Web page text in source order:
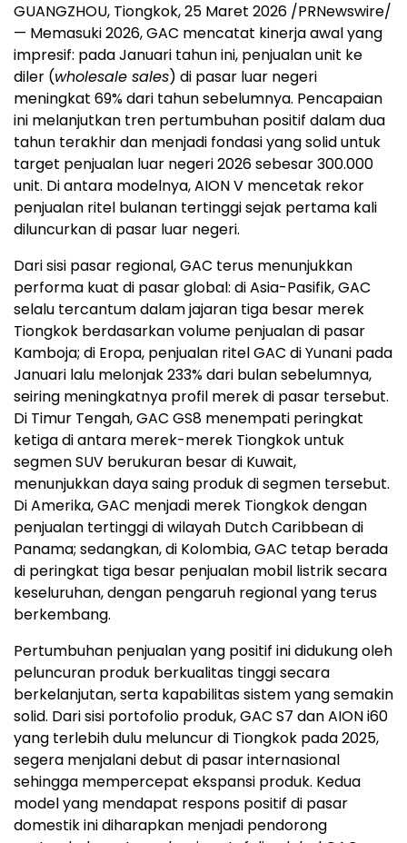
GUANGZHOU, Tiongkok,25 Maret 2026 /PRNewswire/
— Memasuki 2026, GAC mencatat kinerja awal yang
impresif: pada Januari tahun ini, penjualan unit ke
diler (wholesale sales) di pasar luar negeri
meningkat 69% dari tahun sebelumnya. Pencapaian
ini melanjutkan tren pertumbuhan positif dalam dua
tahun terakhir dan menjadi fondasi yang solid untuk
target penjualan luar negeri 2026 sebesar 300.000
unit. Di antara modelnya, AION V mencetak rekor
penjualan ritel bulanan tertinggi sejak pertama kali
diluncurkan di pasar luar negeri.
Dari sisi pasar regional, GAC terus menunjukkan
performa kuat di pasar global: di Asia-Pasifik, GAC
selalu tercantum dalam jajaran tiga besar merek
Tiongkok berdasarkan volume penjualan di pasar
Kamboja; di Eropa, penjualan ritel GAC di Yunani pada
Januari lalu melonjak 233% dari bulan sebelumnya,
seiring meningkatnya profil merek di pasar tersebut.
Di Timur Tengah, GAC GS8 menempati peringkat
ketiga di antara merek-merek Tiongkok untuk
segmen SUV berukuran besar di Kuwait,
menunjukkan daya saing produk di segmen tersebut.
Di Amerika, GAC menjadi merek Tiongkok dengan
penjualan tertinggi di wilayah Dutch Caribbean di
Panama; sedangkan, di Kolombia, GAC tetap berada
di peringkat tiga besar penjualan mobil listrik secara
keseluruhan, dengan pengaruh regional yang terus
berkembang.
Pertumbuhan penjualan yang positif ini didukung oleh
peluncuran produk berkualitas tinggi secara
berkelanjutan, serta kapabilitas sistem yang semakin
solid. Dari sisi portofolio produk, GAC S7 dan AION i60
yang terlebih dulu meluncur di Tiongkok pada 2025,
segera menjalani debut di pasar internasional
sehingga mempercepat ekspansi produk. Kedua
model yang mendapat respons positif di pasar
domestik ini diharapkan menjadi pendorong